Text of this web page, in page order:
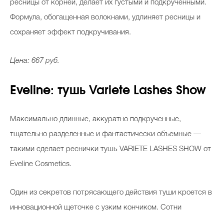
ресницы от корней, делает их густыми и подкрученными.
Формула, обогащенная волокнами, удлиняет ресницы и
сохраняет эффект подкручивания.
Цена: 667 руб.
Eveline: тушь Variete Lashes Show
Максимально длинные, аккуратно подкрученные,
тщательно разделенные и фантастически объемные —
такими сделает реснички тушь VARIETE LASHES SHOW от
Eveline Cosmetics.
Один из секретов потрясающего действия туши кроется в
инновационной щеточке с узким кончиком. Сотни